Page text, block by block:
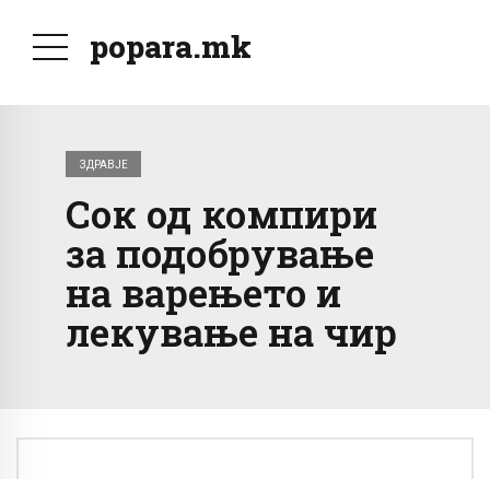
popara.mk
ЗДРАВЈЕ
Сок од компири
за подобрување
на варењето и
лекување на чир